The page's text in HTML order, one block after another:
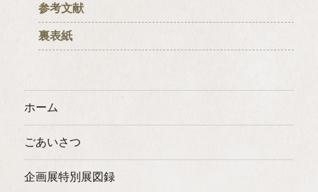
参考文献
裏表紙
ホーム
ごあいさつ
企画展特別展図録